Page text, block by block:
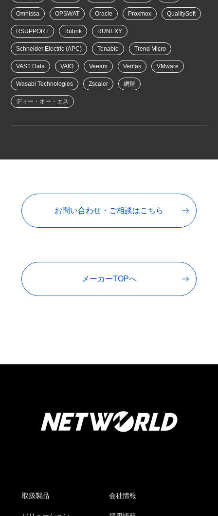
Omnissa OPSWAT Oracle Proxmox QualitySoft
RSUPPORT Rubrik RUNEXY
Schneider Electric (APC) Tenable Trend Micro
VAST Data VAIO Veeam Veritas VMware
Wasabi Technologies Zscaler 網屋
ディー・オー・エス
お問い合わせ・ご相談はこちら
メーカーTOPへ
取扱製品 会社情報